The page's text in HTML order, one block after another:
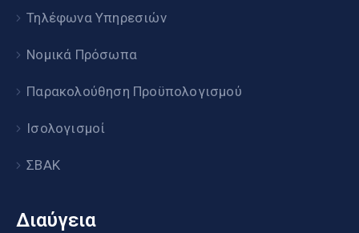
Τηλέφωνα Υπηρεσιών
Νομικά Πρόσωπα
Παρακολούθηση Προϋπολογισμού
Ισολογισμοί
ΣΒΑΚ
Διαύγεια